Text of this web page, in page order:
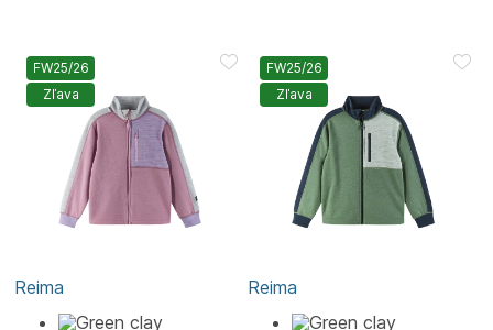
FW25/26
Zľava
Reima
FW25/26
Zľava
Reima